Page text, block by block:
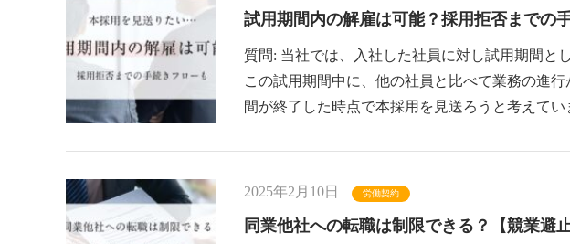
試用期間内の解雇は可能？採用拒否までの
質問: 当社では、入社した社員に対し試用期間と
この試用期間中に、他の社員と比べて業務の進
間が終了した時点で本採用を見送ろうと考えて
2025年2月10日 労働契約
同業他社への転職は制限できる？【競業避